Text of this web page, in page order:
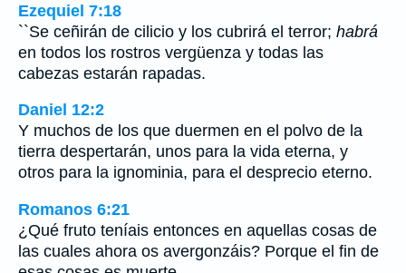
Ezequiel 7:18
``Se ceñirán de cilicio y los cubrirá el terror; habrá
en todos los rostros vergüenza y todas las
cabezas estarán rapadas.
Daniel 12:2
Y muchos de los que duermen en el polvo de la
tierra despertarán, unos para la vida eterna, y
otros para la ignominia, para el desprecio eterno.
Romanos 6:21
¿Qué fruto teníais entonces en aquellas cosas de
las cuales ahora os avergonzáis? Porque el fin de